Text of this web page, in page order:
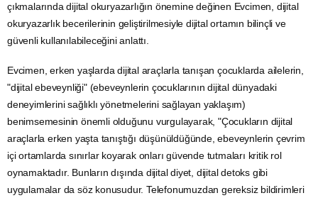
çıkmalarında dijital okuryazarlığın önemine değinen Evcimen, dijital
okuryazarlık becerilerinin geliştirilmesiyle dijital ortamın bilinçli ve
güvenli kullanılabileceğini anlattı.
Evcimen, erken yaşlarda dijital araçlarla tanışan çocuklarda ailelerin,
"dijital ebeveynliği" (ebeveynlerin çocuklarının dijital dünyadaki
deneyimlerini sağlıklı yönetmelerini sağlayan yaklaşım)
benimsemesinin önemli olduğunu vurgulayarak, "Çocukların dijital
araçlarla erken yaşta tanıştığı düşünüldüğünde, ebeveynlerin çevrim
içi ortamlarda sınırlar koyarak onları güvende tutmaları kritik rol
oynamaktadır. Bunların dışında dijital diyet, dijital detoks gibi
uygulamalar da söz konusudur. Telefonumuzdan gereksiz bildirimleri